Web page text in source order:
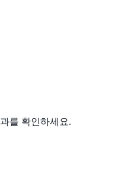
를 확인하세요.